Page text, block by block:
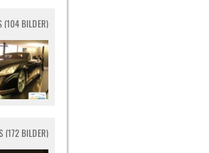
(104 BILDER)
(172 BILDER)